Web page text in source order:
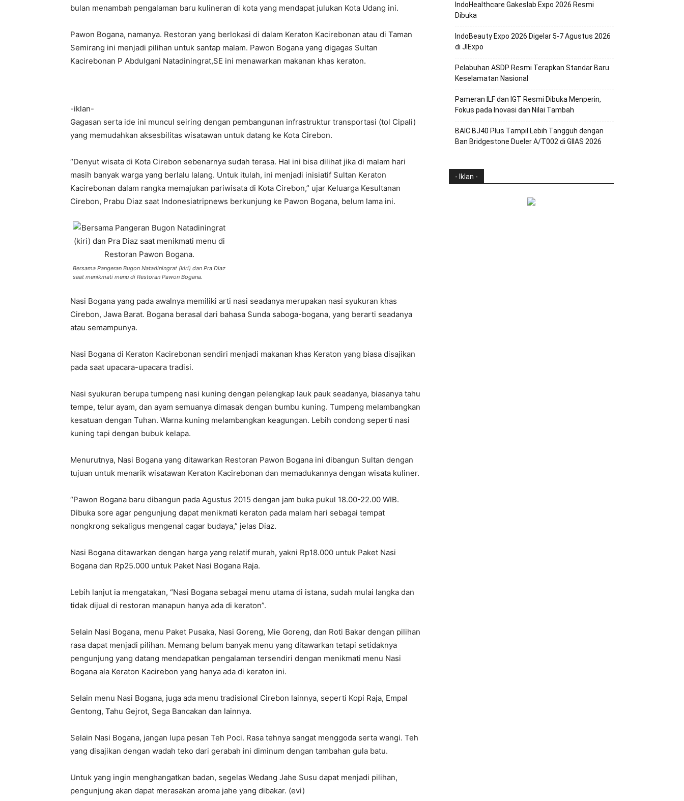
bulan menambah pengalaman baru kulineran di kota yang mendapat julukan Kota Udang ini.
Pawon Bogana, namanya. Restoran yang berlokasi di dalam Keraton Kacirebonan atau di Taman
Semirang ini menjadi pilihan untuk santap malam. Pawon Bogana yang digagas Sultan
Kacirebonan P Abdulgani Natadiningrat,SE ini menawarkan makanan khas keraton.
-iklan-
Gagasan serta ide ini muncul seiring dengan pembangunan infrastruktur transportasi (tol Cipali)
yang memudahkan aksesbilitas wisatawan untuk datang ke Kota Cirebon.
“Denyut wisata di Kota Cirebon sebenarnya sudah terasa. Hal ini bisa dilihat jika di malam hari
masih banyak warga yang berlalu lalang. Untuk itulah, ini menjadi inisiatif Sultan Keraton
Kacirebonan dalam rangka memajukan pariwisata di Kota Cirebon,” ujar Keluarga Kesultanan
Cirebon, Prabu Diaz saat Indonesiatripnews berkunjung ke Pawon Bogana, belum lama ini.
Bersama Pangeran Bugon Natadiningrat (kiri) dan Pra Diaz
saat menikmati menu di Restoran Pawon Bogana.
Nasi Bogana yang pada awalnya memiliki arti nasi seadanya merupakan nasi syukuran khas
Cirebon, Jawa Barat. Bogana berasal dari bahasa Sunda saboga-bogana, yang berarti seadanya
atau semampunya.
Nasi Bogana di Keraton Kacirebonan sendiri menjadi makanan khas Keraton yang biasa disajikan
pada saat upacara-upacara tradisi.
Nasi syukuran berupa tumpeng nasi kuning dengan pelengkap lauk pauk seadanya, biasanya tahu
tempe, telur ayam, dan ayam semuanya dimasak dengan bumbu kuning. Tumpeng melambangkan
kesatuan dengan Tuhan. Warna kuning melambangkan keagungan. Lebih condong seperti nasi
kuning tapi dengan bubuk kelapa.
Menurutnya, Nasi Bogana yang ditawarkan Restoran Pawon Bogana ini dibangun Sultan dengan
tujuan untuk menarik wisatawan Keraton Kacirebonan dan memadukannya dengan wisata kuliner.
“Pawon Bogana baru dibangun pada Agustus 2015 dengan jam buka pukul 18.00-22.00 WIB.
Dibuka sore agar pengunjung dapat menikmati keraton pada malam hari sebagai tempat
nongkrong sekaligus mengenal cagar budaya,” jelas Diaz.
Nasi Bogana ditawarkan dengan harga yang relatif murah, yakni Rp18.000 untuk Paket Nasi
Bogana dan Rp25.000 untuk Paket Nasi Bogana Raja.
Lebih lanjut ia mengatakan, “Nasi Bogana sebagai menu utama di istana, sudah mulai langka dan
tidak dijual di restoran manapun hanya ada di keraton”.
Selain Nasi Bogana, menu Paket Pusaka, Nasi Goreng, Mie Goreng, dan Roti Bakar dengan pilihan
rasa dapat menjadi pilihan. Memang belum banyak menu yang ditawarkan tetapi setidaknya
pengunjung yang datang mendapatkan pengalaman tersendiri dengan menikmati menu Nasi
Bogana ala Keraton Kacirebon yang hanya ada di keraton ini.
Selain menu Nasi Bogana, juga ada menu tradisional Cirebon lainnya, seperti Kopi Raja, Empal
Gentong, Tahu Gejrot, Sega Bancakan dan lainnya.
Selain Nasi Bogana, jangan lupa pesan Teh Poci. Rasa tehnya sangat menggoda serta wangi. Teh
yang disajikan dengan wadah teko dari gerabah ini diminum dengan tambahan gula batu.
Untuk yang ingin menghangatkan badan, segelas Wedang Jahe Susu dapat menjadi pilihan,
pengunjung akan dapat merasakan aroma jahe yang dibakar. (evi)
IndoHealthcare Gakeslab Expo 2026 Resmi
Dibuka
IndoBeauty Expo 2026 Digelar 5-7 Agustus 2026
di JIExpo
Pelabuhan ASDP Resmi Terapkan Standar Baru
Keselamatan Nasional
Pameran ILF dan IGT Resmi Dibuka Menperin,
Fokus pada Inovasi dan Nilai Tambah
BAIC BJ40 Plus Tampil Lebih Tangguh dengan
Ban Bridgestone Dueler A/T002 di GIIAS 2026
- Iklan -